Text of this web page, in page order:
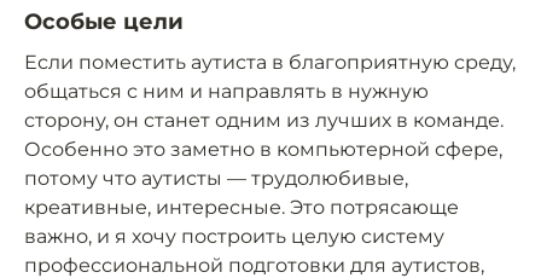
Особые цели
Если поместить аутиста в благоприятную среду,
общаться с ним и направлять в нужную
сторону, он станет одним из лучших в команде.
Особенно это заметно в компьютерной сфере,
потому что аутисты — трудолюбивые,
креативные, интересные. Это потрясающе
важно, и я хочу построить целую систему
профессиональной подготовки для аутистов,